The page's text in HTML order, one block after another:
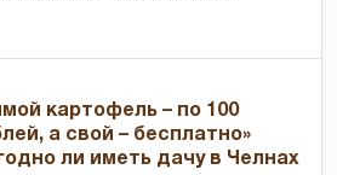
картофель – по 100
а свой – бесплатно»
ли иметь дачу в Челнах